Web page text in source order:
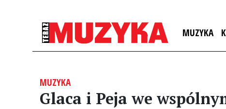
MUZYKA
MUZYKA
Glaca i Peja we